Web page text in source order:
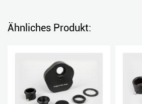
Ähnliches Produkt: